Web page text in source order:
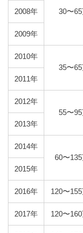
燃料代
提条件として
燃料と想定実
す。
型式
NZT260
ZRT260
ZRT265
ZRT261
30〜
2008年
2009年
2010年
35〜
2011年
2012年
55〜
2013年
2014年
60〜
2015年
2016年 120〜
2017年 120〜